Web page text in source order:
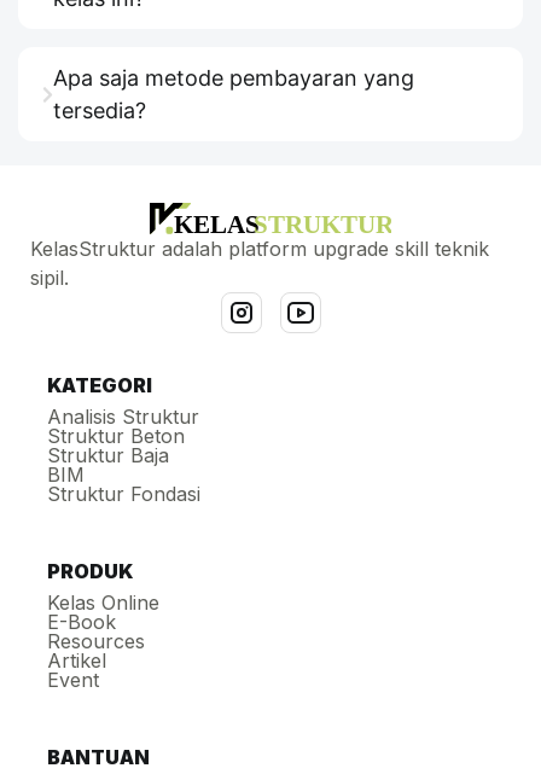
Apa saja metode pembayaran yang
tersedia?
KelasStruktur adalah platform upgrade skill teknik
sipil.
KATEGORI
Analisis Struktur
Struktur Beton
Struktur Baja
BIM
Struktur Fondasi
PRODUK
Kelas Online
E-Book
Resources
Artikel
Event
BANTUAN